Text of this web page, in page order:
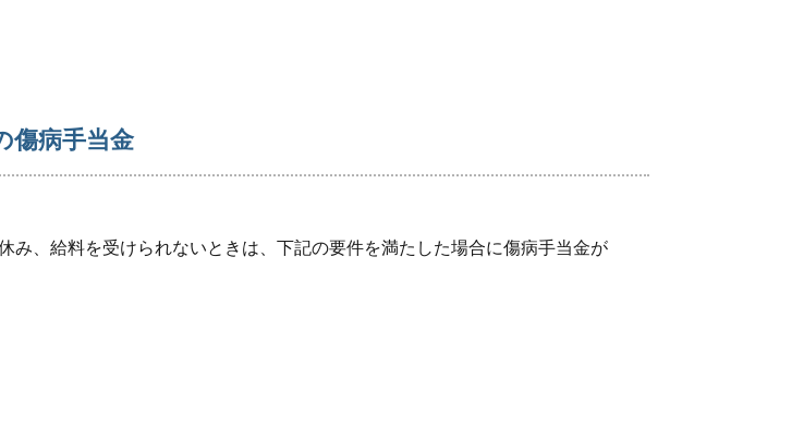
傷病手当金
み、給料を受けられないときは、下記の要件を満たした場合に傷病手当金が